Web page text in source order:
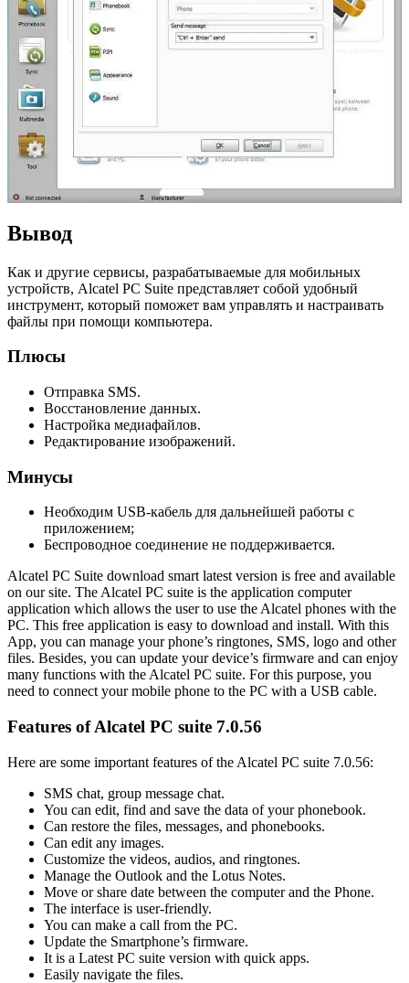
Вывод
Как и другие сервисы, разрабатываемые для мобильных
устройств, Alcatel PC Suite представляет собой удобный
инструмент, который поможет вам управлять и настраивать
файлы при помощи компьютера.
Плюсы
Отправка SMS.
Восстановление данных.
Настройка медиафайлов.
Редактирование изображений.
Минусы
Необходим USB-кабель для дальнейшей работы с
приложением;
Беспроводное соединение не поддерживается.
Alcatel PC Suite download smart latest version is free and available
on our site. The Alcatel PC suite is the application computer
application which allows the user to use the Alcatel phones with the
PC. This free application is easy to download and install. With this
App, you can manage your phone’s ringtones, SMS, logo and other
files. Besides, you can update your device’s firmware and can enjoy
many functions with the Alcatel PC suite. For this purpose, you
need to connect your mobile phone to the PC with a USB cable.
Features of Alcatel PC suite 7.0.56
Here are some important features of the Alcatel PC suite 7.0.56:
SMS chat, group message chat.
You can edit, find and save the data of your phonebook.
Can restore the files, messages, and phonebooks.
Can edit any images.
Customize the videos, audios, and ringtones.
Manage the Outlook and the Lotus Notes.
Move or share date between the computer and the Phone.
The interface is user-friendly.
You can make a call from the PC.
Update the Smartphone’s firmware.
It is a Latest PC suite version with quick apps.
Easily navigate the files.